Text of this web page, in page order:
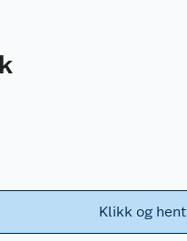
Klikk og hent